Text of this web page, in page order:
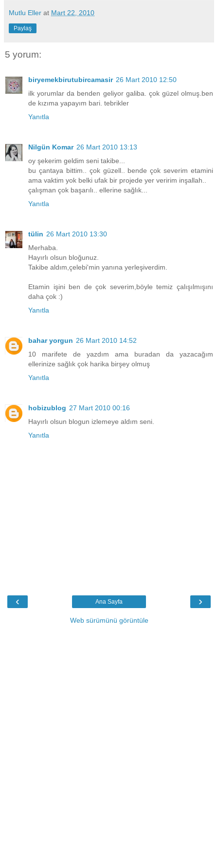
Mutlu Eller at Mart 22, 2010
Paylaş
5 yorum:
biryemekbirutubircamasir 26 Mart 2010 12:50
ilk yorumlar da benden geliyor galiba. çok güzel olmuş.ben
de kızıma yapayım bari. tebrikler
Yanıtla
Nilgün Komar 26 Mart 2010 13:13
oy şekerim geldim seni takibe...
bu çantaya bittim.. çok güzell.. bende çok severim etamini
ama vaktim yok belki ufak bir projede yer veririm inşallah..
çalışman çok başarılı.. ellerine sağlık...
Yanıtla
tülin 26 Mart 2010 13:30
Merhaba.
Hayırlı olsun bloğunuz.
Takibe aldım,çelebi'min yanına yerleşiverdim.
Etamin işini ben de çok severim,böyle temiz çalışılmışını
daha çok :)
Yanıtla
bahar yorgun 26 Mart 2010 14:52
10 marifete de yazdım ama buradan da yazacağım
ellerinize sağlık çok harika birşey olmuş
Yanıtla
hobizublog 27 Mart 2010 00:16
Hayırlı olsun blogun izlemeye aldım seni.
Yanıtla
‹ ›
Ana Sayfa
Web sürümünü görüntüle